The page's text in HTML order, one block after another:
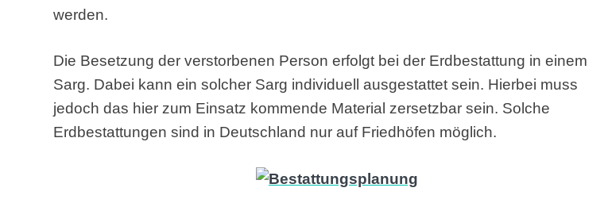
werden.
Die Besetzung der verstorbenen Person erfolgt bei der Erdbestattung in einem
Sarg. Dabei kann ein solcher Sarg individuell ausgestattet sein. Hierbei muss
jedoch das hier zum Einsatz kommende Material zersetzbar sein. Solche
Erdbestattungen sind in Deutschland nur auf Friedhöfen möglich.